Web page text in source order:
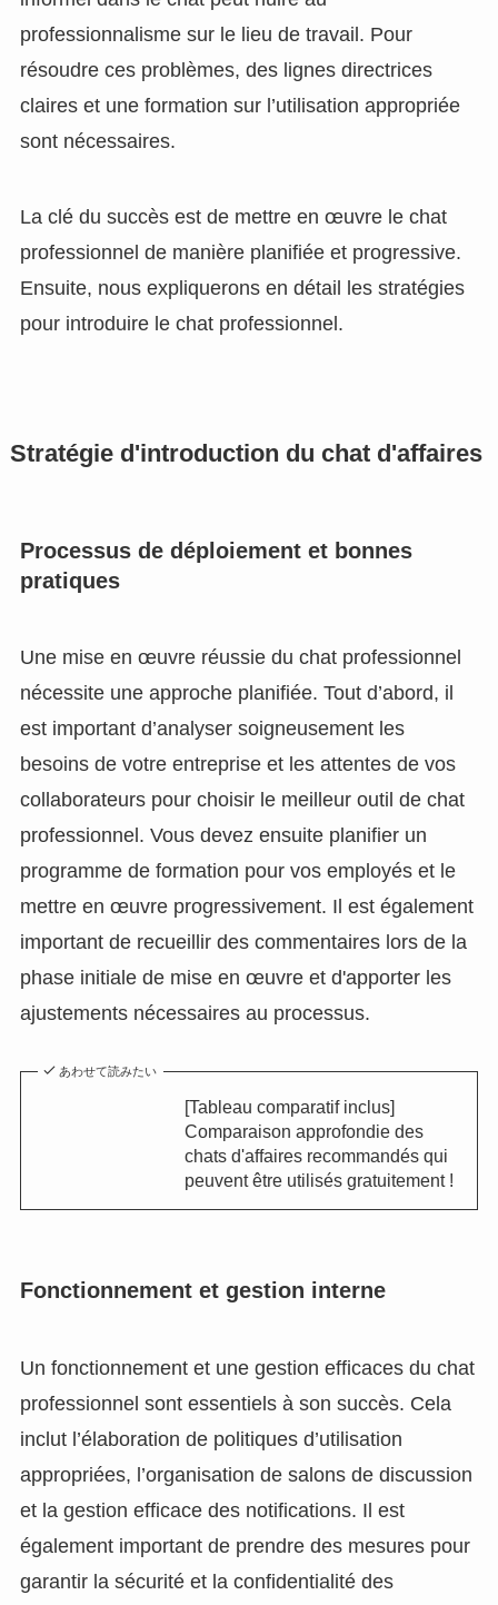
professionnalisme sur le lieu de travail. Pour
résoudre ces problèmes, des lignes directrices
claires et une formation sur l’utilisation appropriée
sont nécessaires.
La clé du succès est de mettre en œuvre le chat
professionnel de manière planifiée et progressive.
Ensuite, nous expliquerons en détail les stratégies
pour introduire le chat professionnel.
Stratégie d'introduction du chat d'affaires
Processus de déploiement et bonnes
pratiques
Une mise en œuvre réussie du chat professionnel
nécessite une approche planifiée. Tout d’abord, il
est important d’analyser soigneusement les
besoins de votre entreprise et les attentes de vos
collaborateurs pour choisir le meilleur outil de chat
professionnel. Vous devez ensuite planifier un
programme de formation pour vos employés et le
mettre en œuvre progressivement. Il est également
important de recueillir des commentaires lors de la
phase initiale de mise en œuvre et d'apporter les
ajustements nécessaires au processus.
あわせて読みたい
[Tableau comparatif inclus]
Comparaison approfondie des
chats d'affaires recommandés qui
peuvent être utilisés gratuitement !
Fonctionnement et gestion interne
Un fonctionnement et une gestion efficaces du chat
professionnel sont essentiels à son succès. Cela
inclut l’élaboration de politiques d’utilisation
appropriées, l’organisation de salons de discussion
et la gestion efficace des notifications. Il est
également important de prendre des mesures pour
garantir la sécurité et la confidentialité des